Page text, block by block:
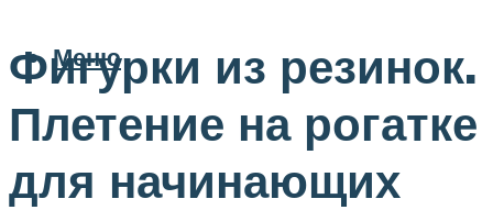
Меню
Фигурки из резинок.
Плетение на рогатке
для начинающих